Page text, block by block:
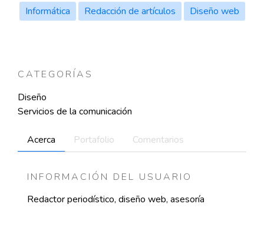
Informática Redacción de artículos Diseño web
CATEGORÍAS
Diseño
Servicios de la comunicación
Acerca Portafolio Comentarios
INFORMACIÓN DEL USUARIO
Redactor periodístico, diseño web, asesoría